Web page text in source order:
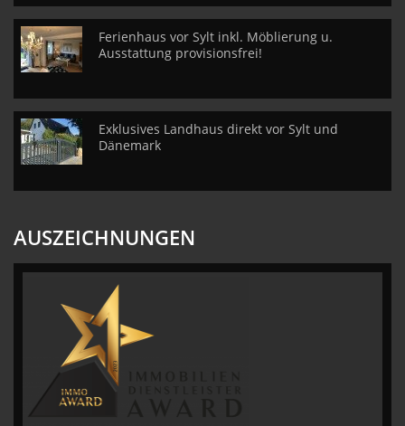
Ferienhaus vor Sylt inkl. Möblierung u.
Ausstattung provisionsfrei!
Exklusives Landhaus direkt vor Sylt und
Dänemark
AUSZEICHNUNGEN